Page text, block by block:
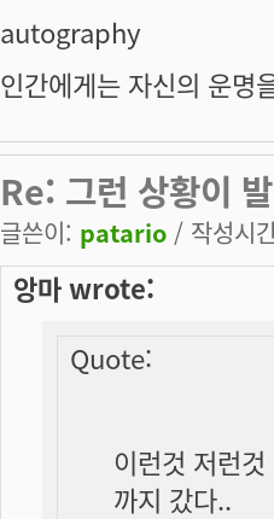
autography
인간에게는 자신의 운명
Re: 그런 상황이
글쓴이: patario / 작성시
앙마 wrote:
Quote:
이런것 저런
까지 갔다..